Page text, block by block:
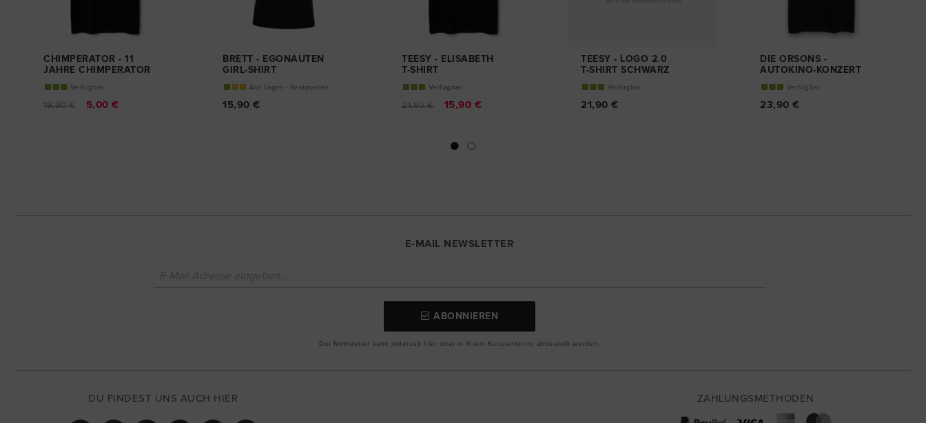
CHIMPERATOR - 11
JAHRE CHIMPERATOR
Verfügbar
19,90 € 5,00 €
BRETT - EGONAUTEN
GIRL-SHIRT
Auf Lager - Restposten
15,90 €
TEESY - ELISABETH
T-SHIRT
Verfügbar
21,90 € 15,90 €
TEESY - LOGO 2.0
T-SHIRT SCHWARZ
Verfügbar
21,90 €
DIE ORSONS -
AUTOKINO-KONZERT
Verfügbar
23,90 €
E-MAIL NEWSLETTER
ABONNIEREN
Der Newsletter kann jederzeit hier oder in Ihrem Kundenkonto abbestellt werden.
DU FINDEST UNS AUCH HIER ZAHLUNGSMETHODEN